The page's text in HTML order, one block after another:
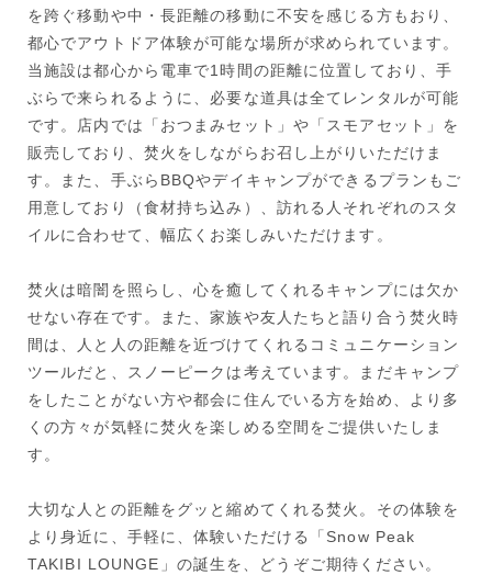
を跨ぐ移動や中・長距離の移動に不安を感じる方もおり、
都心でアウトドア体験が可能な場所が求められています。
当施設は都心から電車で1時間の距離に位置しており、手
ぶらで来られるように、必要な道具は全てレンタルが可能
です。店内では「おつまみセット」や「スモアセット」を
販売しており、焚火をしながらお召し上がりいただけま
す。また、手ぶらBBQやデイキャンプができるプランもご
用意しており（食材持ち込み）、訪れる人それぞれのスタ
イルに合わせて、幅広くお楽しみいただけます。
焚火は暗闇を照らし、心を癒してくれるキャンプには欠か
せない存在です。また、家族や友人たちと語り合う焚火時
間は、人と人の距離を近づけてくれるコミュニケーション
ツールだと、スノーピークは考えています。まだキャンプ
をしたことがない方や都会に住んでいる方を始め、より多
くの方々が気軽に焚火を楽しめる空間をご提供いたしま
す。
大切な人との距離をグッと縮めてくれる焚火。その体験を
より身近に、手軽に、体験いただける「Snow Peak
TAKIBI LOUNGE」の誕生を、どうぞご期待ください。